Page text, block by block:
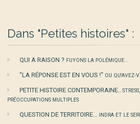
Dans "Petites histoires" :
QUI A RAISON ? FUYONS LA POLÉMIQUE...
"LA RÉPONSE EST EN VOUS !" OU QU'AVEZ-
PETITE HISTOIRE CONTEMPORAINE..
PRÉOCCUPATIONS MULTIPLES
QUESTION DE TERRITOIRE... INDRA ET LE